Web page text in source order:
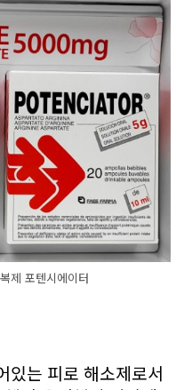
제 포텐시에이터
있는 피로 해소제로서